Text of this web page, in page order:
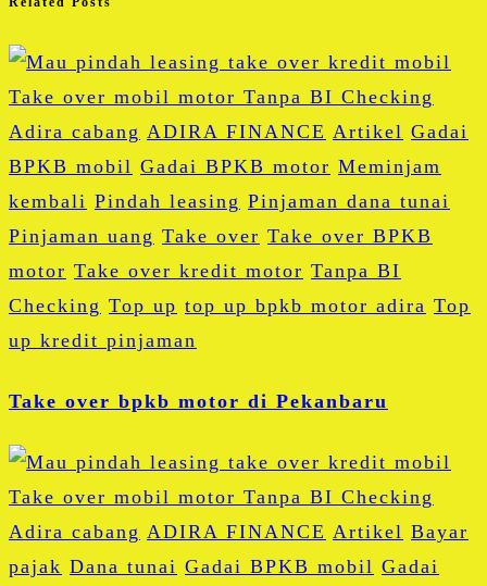
Adira cabang ADIRA FINANCE Artikel Gadai
BPKB mobil Gadai BPKB motor Meminjam
kembali Pindah leasing Pinjaman dana tunai
Pinjaman uang Take over Take over BPKB
motor Take over kredit motor Tanpa BI
Checking Top up top up bpkb motor adira Top
up kredit pinjaman
Take over bpkb motor di Pekanbaru
Adira cabang ADIRA FINANCE Artikel Bayar
pajak Dana tunai Gadai BPKB mobil Gadai